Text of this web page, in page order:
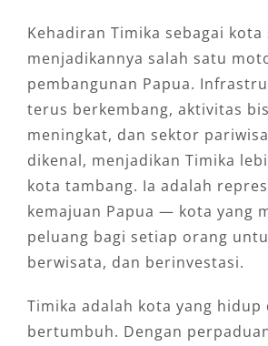
Kehadiran Timika sebagai
menjadikannya salah satu
pembangunan Papua.
terus berkembang, aktivitas
meningkat, dan sektor
dikenal, menjadikan Timika
kota tambang. Ia adalah
kemajuan Papua — kota yang
peluang bagi setiap orang
berwisata, dan berinvestasi.
Timika adalah kota yang hidup
bertumbuh. Dengan